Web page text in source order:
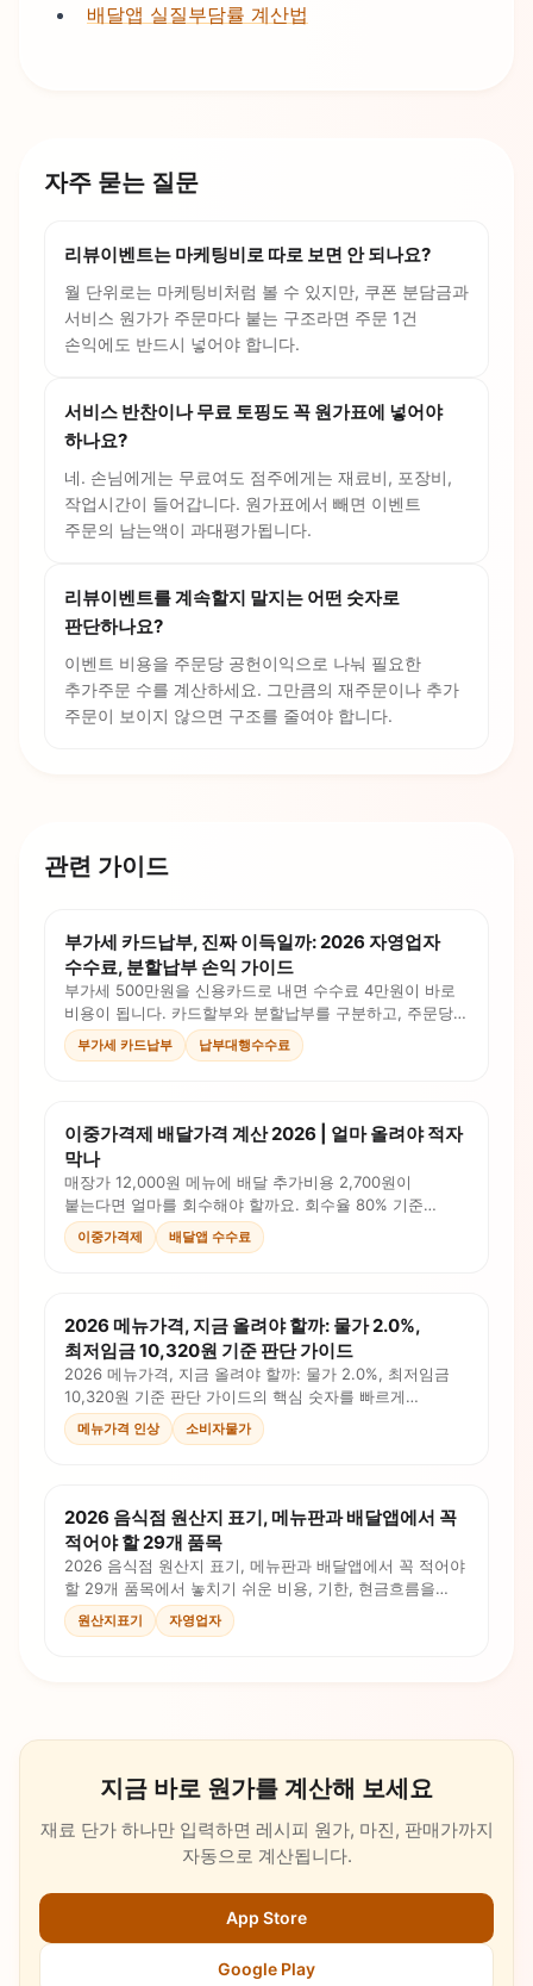
배달앱 실질부담률 계산법
자주 묻는 질문
리뷰이벤트는 마케팅비로 따로 보면 안 되나요?
월 단위로는 마케팅비처럼 볼 수 있지만, 쿠폰 분담금과
서비스 원가가 주문마다 붙는 구조라면 주문 1건
손익에도 반드시 넣어야 합니다.
서비스 반찬이나 무료 토핑도 꼭 원가표에 넣어야
하나요?
네. 손님에게는 무료여도 점주에게는 재료비, 포장비,
작업시간이 들어갑니다. 원가표에서 빼면 이벤트
주문의 남는액이 과대평가됩니다.
리뷰이벤트를 계속할지 말지는 어떤 숫자로
판단하나요?
이벤트 비용을 주문당 공헌이익으로 나눠 필요한
추가주문 수를 계산하세요. 그만큼의 재주문이나 추가
주문이 보이지 않으면 구조를 줄여야 합니다.
관련 가이드
부가세 카드납부, 진짜 이득일까: 2026 자영업자
수수료, 분할납부 손익 가이드
부가세 500만원을 신용카드로 내면 수수료 4만원이 바로
비용이 됩니다. 카드할부와 분할납부를 구분하고, 주문당
비용까지 계산해 현금흐름을 판단하세요.
부가세 카드납부 납부대행수수료
이중가격제 배달가격 계산 2026 | 얼마 올려야 적자
막나
매장가 12,000원 메뉴에 배달 추가비용 2,700원이
붙는다면 얼마를 회수해야 할까요. 회수율 80% 기준
배달가 14,200원 계산법을 정리했습니다.
이중가격제 배달앱 수수료
2026 메뉴가격, 지금 올려야 할까: 물가 2.0%,
최저임금 10,320원 기준 판단 가이드
2026 메뉴가격, 지금 올려야 할까: 물가 2.0%, 최저임금
10,320원 기준 판단 가이드의 핵심 숫자를 빠르게
점검하세요. 원가, 로스, 인건비, 판매가를 계산식과
체크리스트로 확인합니다.
메뉴가격 인상 소비자물가
2026 음식점 원산지 표기, 메뉴판과 배달앱에서 꼭
적어야 할 29개 품목
2026 음식점 원산지 표기, 메뉴판과 배달앱에서 꼭 적어야
할 29개 품목에서 놓치기 쉬운 비용, 기한, 현금흐름을
정리했습니다. 체크리스트와 계산 포인트로 오늘 대응할
순서를 확인하세요.
원산지표기 자영업자
지금 바로 원가를 계산해 보세요
재료 단가 하나만 입력하면 레시피 원가, 마진, 판매가까지
자동으로 계산됩니다.
App Store
Google Play